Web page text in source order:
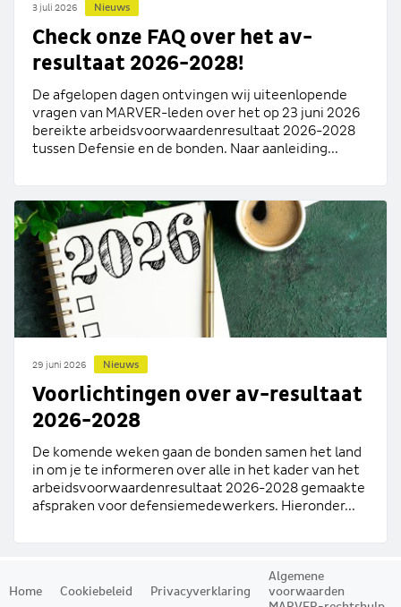
3 juli 2026 Nieuws
Check onze FAQ over het av-
resultaat 2026-2028!
De afgelopen dagen ontvingen wij uiteenlopende
vragen van MARVER-leden over het op 23 juni 2026
bereikte arbeidsvoorwaardenresultaat 2026-2028
tussen Defensie en de bonden. Naar aanleiding...
29 juni 2026 Nieuws
Voorlichtingen over av-resultaat
2026-2028
De komende weken gaan de bonden samen het land
in om je te informeren over alle in het kader van het
arbeidsvoorwaardenresultaat 2026-2028 gemaakte
afspraken voor defensiemedewerkers. Hieronder...
Home Cookiebeleid Privacyverklaring
Algemene
voorwaarden